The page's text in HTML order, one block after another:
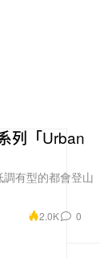
列「Urban
有型的都會登山
2.0K 0